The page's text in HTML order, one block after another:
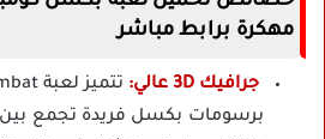
مهكرة برابط مباشر
جرافيك 3D عالي:
برسومات بكسل فريدة تجمع بين